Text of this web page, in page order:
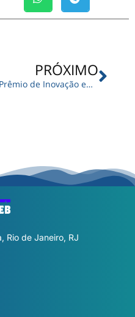
PRÓXIMO
Prêmio de Inovação em Engenharia Biomédica para o SUS 2025 está com inscrições abertas
Rio de Janeiro, RJ